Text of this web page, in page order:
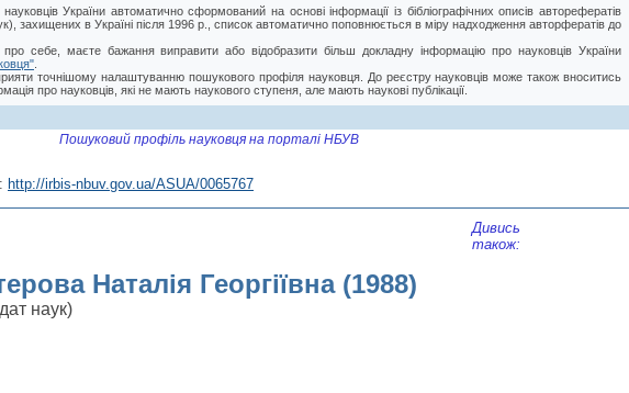
України автоматично сформований на основі інформації із бібліографічних описів авторефератів
захищених в Україні після 1996 р., список автоматично поповнюється в міру надходження авторфератів до
себе, маєте бажання виправити або відобразити більш докладну інформацію про науковців України
точнішому налаштуванню пошукового профіля науковця. До реєстру науковців може також вноситись
про науковців, які не мають наукового ступеня, але мають наукові публікації.
Пошуковий профіль науковця на порталі НБУВ
http://irbis-nbuv.gov.ua/ASUA/0065767
Наталія Георгіївна (1988)
наук)
Дивись
також: